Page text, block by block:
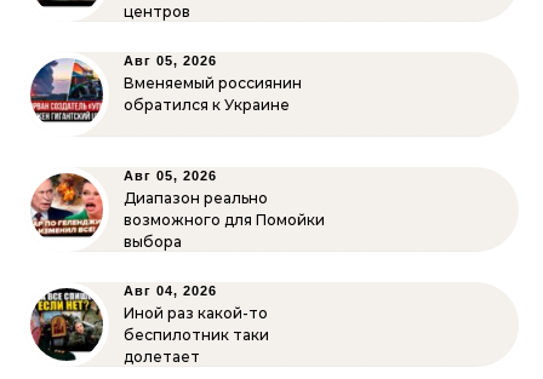
центров
Авг 05, 2026
Вменяемый россиянин
обратился к Украине
Авг 05, 2026
Диапазон реально
возможного для Помойки
выбора
Авг 04, 2026
Иной раз какой-то
беспилотник таки
долетает